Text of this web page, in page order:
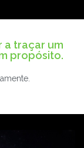
a traçar um
propósito.